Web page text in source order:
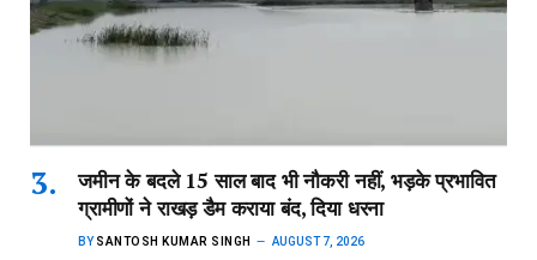
जमीन के बदले 15 साल बाद भी नौकरी नहीं, भड़के प्रभावित
ग्रामीणों ने राखड़ डैम कराया बंद, दिया धरना
BY SANTOSH KUMAR SINGH AUGUST 7, 2026